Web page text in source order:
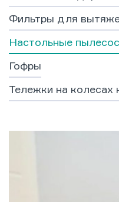
Фильтры для
Настольные
Гофры
Тележки на колесах